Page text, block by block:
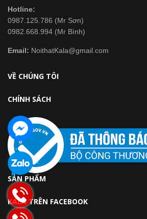
Hotline:
0987.125.786 (Mr Sơn)
0982.668.994 (Mr Bình)
Email: NoithatKala@gmail.com
VỀ CHÚNG TÔI
CHÍNH SÁCH
SẢN PHẨM
KALA TRÊN FACEBOOK